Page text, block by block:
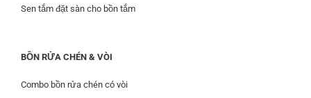
Sen tắm đặt sàn cho bồn tắm
BỒN RỬA CHÉN & VÒI
Combo bồn rửa chén có vòi